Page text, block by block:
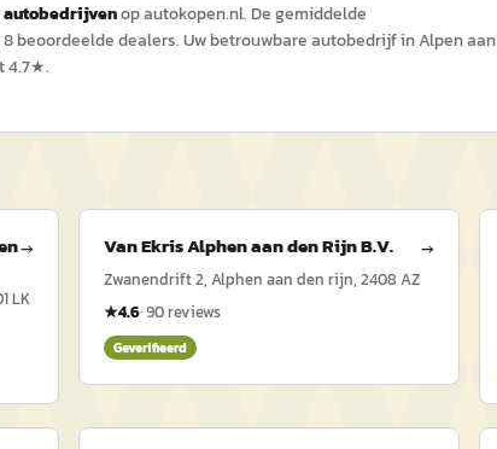
autobedrijvenopautokopen.nl. De gemiddelde
8beoordeelde dealers.Uw betrouwbare autobedrijf in Alpen aan
4.7★.
→
LK
Van Ekris Alphen aan den Rijn B.V. →
Zwanendrift 2, Alphen aan den rijn, 2408 AZ
★4.6·90reviews
Geverifieerd